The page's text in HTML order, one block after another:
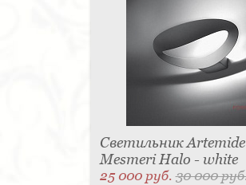
Светильник Artemide
Mesmeri Halo - white
25 000 руб.30 000